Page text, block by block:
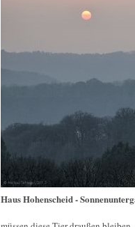
Haus Hohenscheid -